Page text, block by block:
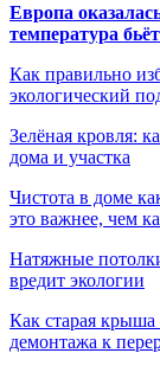
Европа
температура
Как правильно
экологический
Зелёная кровля:
дома и участка
Чистота в доме
это важнее, чем
Натяжные
вредит экологии
Как старая крыша
демонтажа к